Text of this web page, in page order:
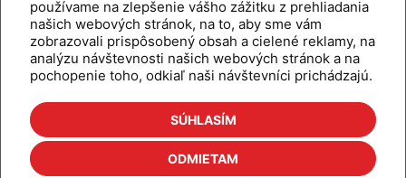
používame na zlepšenie vášho zážitku z prehliadania
našich webových stránok, na to, aby sme vám
zobrazovali prispôsobený obsah a cielené reklamy, na
analýzu návštevnosti našich webových stránok a na
pochopenie toho, odkiaľ naši návštevníci prichádzajú.
SÚHLASÍM
ODMIETAM
Domov
Produkty
Aktuality
Odber šikovné tipy
Kalkulačky
Cenníky
Na stiahnutie
Referencie
Kontakt